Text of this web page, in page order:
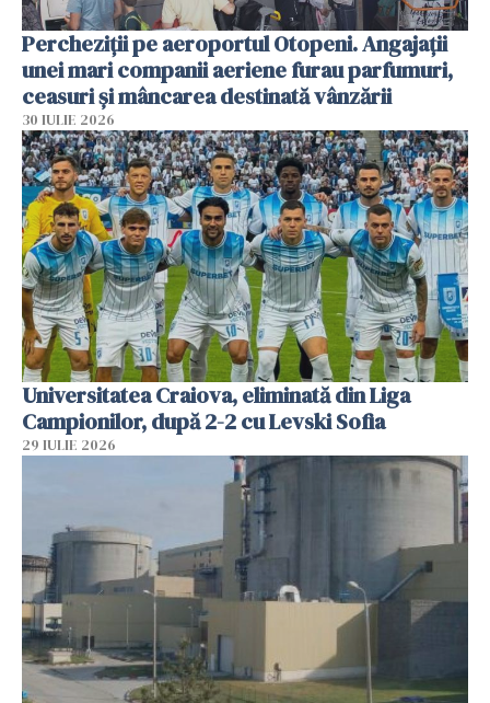
Percheziții pe aeroportul Otopeni. Angajații
unei mari companii aeriene furau parfumuri,
ceasuri și mâncarea destinată vânzării
30 IULIE 2026
Universitatea Craiova, eliminată din Liga
Campionilor, după 2-2 cu Levski Sofia
29 IULIE 2026